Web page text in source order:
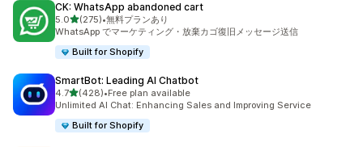
CK: WhatsApp abandoned cart
5.05つ星中
(275)
合計レビュー数：275件
•無料プランあり
WhatsApp でマーケティング・放棄カゴ復旧メッセージ送信
Built for Shopify
SmartBot: Leading AI Chatbot
4.75つ星中
(428)
合計レビュー数：428件
•Free plan available
Unlimited AI Chat: Enhancing Sales and Improving Service
Built for Shopify